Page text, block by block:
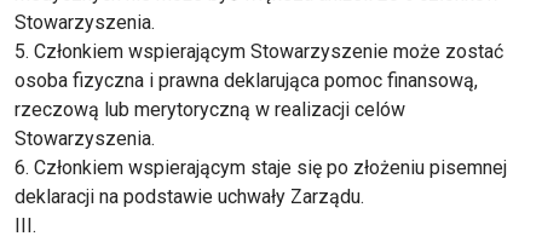
Stowarzyszenia.
5. Członkiem wspierającym Stowarzyszenie może zostać
osoba fizyczna i prawna deklarująca pomoc finansową,
rzeczową lub merytoryczną w realizacji celów
Stowarzyszenia.
6. Członkiem wspierającym staje się po złożeniu pisemnej
deklaracji na podstawie uchwały Zarządu.
III.